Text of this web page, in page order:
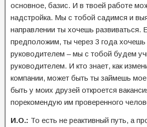
основное, базис. И в твоей работе
надстройка. Мы с тобой садимся и
направлении ты хочешь развиваться.
предположим, ты через 3 года хочешь
руководителем – мы с тобой будем
руководителем. И кто знает, как
компании, может быть ты займешь
быть у моих друзей откроется
порекомендую им проверенного
И.О.: То есть не реактивный путь, а